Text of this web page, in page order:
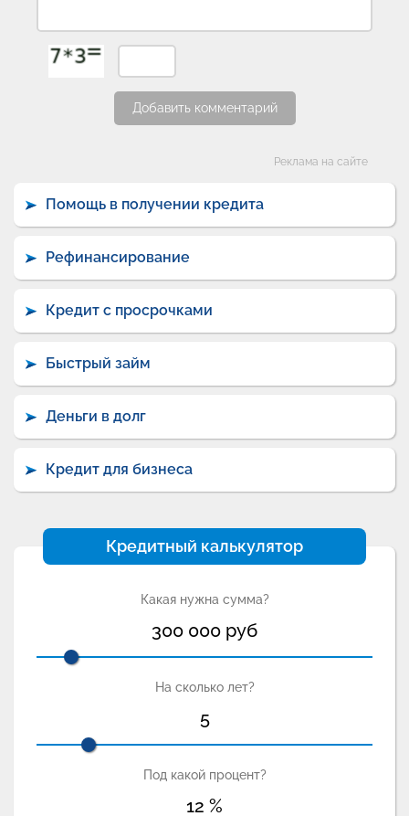
Добавить комментарий
Реклама на сайте
Помощь в получении кредита
Рефинансирование
Кредит с просрочками
Быстрый займ
Деньги в долг
Кредит для бизнеса
Кредитный калькулятор
Какая нужна сумма?
300 000 руб
На сколько лет?
5
Под какой процент?
12 %